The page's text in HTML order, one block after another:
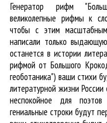
Генератор рифм
великолепные рифмы к
чтобы с этим
написали только
останется в истории
рифмой от Большого
геоботаника") ваши стихи
литературной жизни
неспокойное для
гениальные строки будут